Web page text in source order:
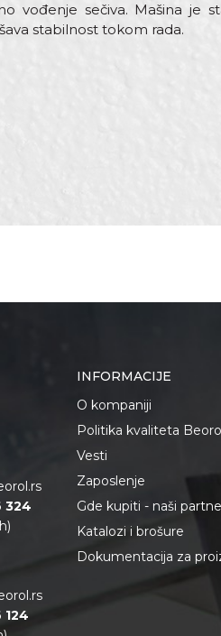
vođenje sečiva. Mašina je
stabilnost tokom rada.
324
124
INFORMACIJE
O kompaniji
Politika kvaliteta
Vesti
Zaposlenje
Gde kupiti - naši
Katalozi i brošure
Dokumentacija za